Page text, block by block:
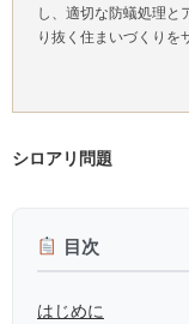
し、適切な防蟻処理と
り抜く住まいづくりを
シロアリ問題
目次
はじめに